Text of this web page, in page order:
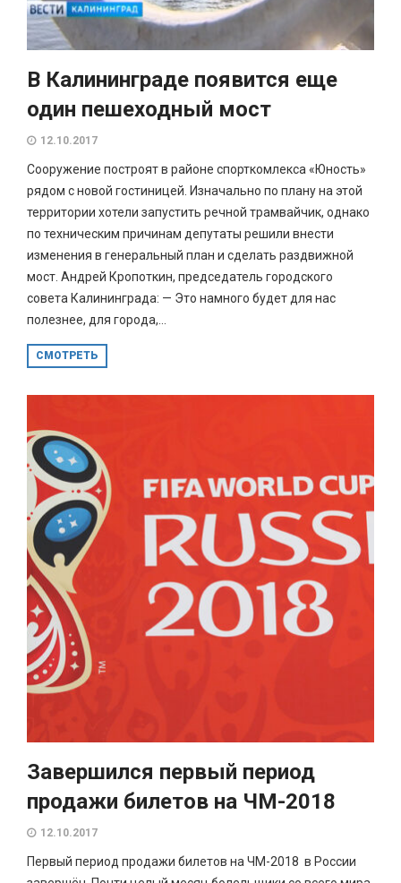
В Калининграде появится еще
один пешеходный мост
12.10.2017
Сооружение построят в районе спорткомлекса «Юность»
рядом с новой гостиницей. Изначально по плану на этой
территории хотели запустить речной трамвайчик, однако
по техническим причинам депутаты решили внести
изменения в генеральный план и сделать раздвижной
мост. Андрей Кропоткин, председатель городского
совета Калининграда: — Это намного будет для нас
полезнее, для города,...
СМОТРЕТЬ
Завершился первый период
продажи билетов на ЧМ-2018
12.10.2017
Первый период продажи билетов на ЧМ-2018 в России